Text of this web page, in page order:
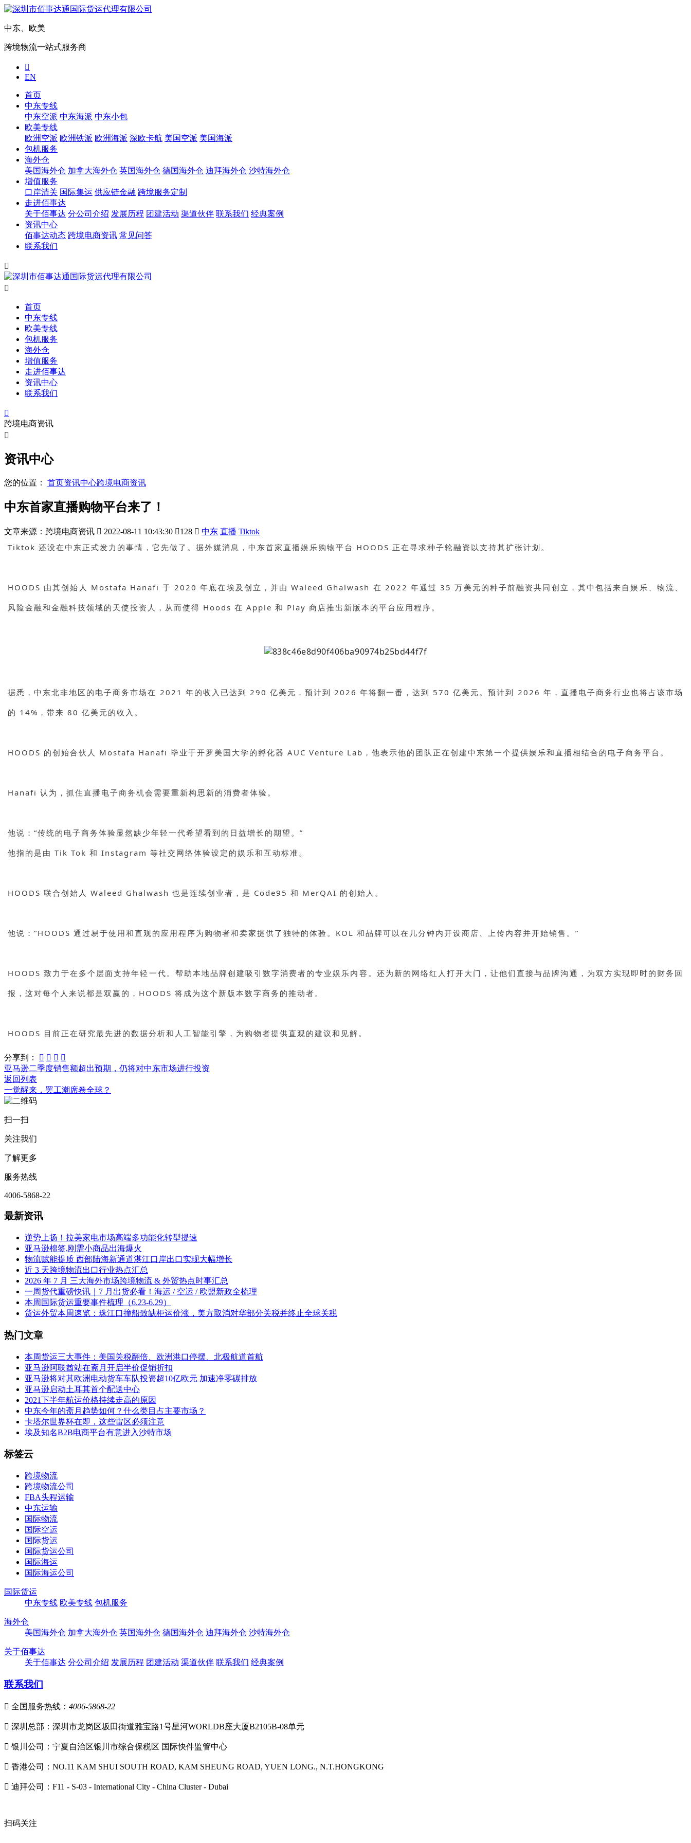
中东、欧美
跨境物流一站式服务商

EN
首页
中东专线
中东空派 中东海派 中东小包
欧美专线
欧洲空派 欧洲铁派 欧洲海派 深欧卡航 美国空派 美国海派
包机服务
海外仓
美国海外仓 加拿大海外仓 英国海外仓 德国海外仓 迪拜海外仓 沙特海外仓
增值服务
口岸清关 国际集运 供应链金融 跨境服务定制
走进佰事达
关于佰事达 分公司介绍 发展历程 团建活动 渠道伙伴 联系我们 经典案例
资讯中心
佰事达动态 跨境电商资讯 常见问答
联系我们


首页
中东专线
欧美专线
包机服务
海外仓
增值服务
走进佰事达
资讯中心
联系我们

跨境电商资讯

资讯中心
您的位置： 首页资讯中心跨境电商资讯
中东首家直播购物平台来了！
文章来源：跨境电商资讯  2022-08-11 10:43:30 128  中东 直播 Tiktok
Tiktok 还没在中东正式发力的事情，它先做了。据外媒消息，中东首家直播娱乐购物平台 HOODS 正在寻求种子轮融资以支持其扩张计划。
HOODS 由其创始人 Mostafa Hanafi 于 2020 年底在埃及创立，并由 Waleed Ghalwash 在 2022 年通过 35 万美元的种子前融资共同创立，其中包括来自娱乐、物流、
风险金融和金融科技领域的天使投资人，从而使得 Hoods 在 Apple 和 Play 商店推出新版本的平台应用程序。
据悉，中东北非地区的电子商务市场在 2021 年的收入已达到 290 亿美元，预计到 2026 年将翻一番，达到 570 亿美元。预计到 2026 年，直播电子商务行业也将占该市场
的 14%，带来 80 亿美元的收入。
HOODS 的创始合伙人 Mostafa Hanafi 毕业于开罗美国大学的孵化器 AUC Venture Lab，他表示他的团队正在创建中东第一个提供娱乐和直播相结合的电子商务平台。
Hanafi 认为，抓住直播电子商务机会需要重新构思新的消费者体验。
他说：“传统的电子商务体验显然缺少年轻一代希望看到的日益增长的期望。”
他指的是由 Tik Tok 和 Instagram 等社交网络体验设定的娱乐和互动标准。
HOODS 联合创始人 Waleed Ghalwash 也是连续创业者，是 Code95 和 MerQAI 的创始人。
他说：“HOODS 通过易于使用和直观的应用程序为购物者和卖家提供了独特的体验。KOL 和品牌可以在几分钟内开设商店、上传内容并开始销售。”
HOODS 致力于在多个层面支持年轻一代。帮助本地品牌创建吸引数字消费者的专业娱乐内容。还为新的网络红人打开大门，让他们直接与品牌沟通，为双方实现即时的财务回
报，这对每个人来说都是双赢的，HOODS 将成为这个新版本数字商务的推动者。
HOODS 目前正在研究最先进的数据分析和人工智能引擎，为购物者提供直观的建议和见解。
分享到：    
亚马逊二季度销售额超出预期，仍将对中东市场进行投资
返回列表
一觉醒来，罢工潮席卷全球？
扫一扫
关注我们
了解更多
服务热线
4006-5868-22
最新资讯
逆势上扬！拉美家电市场高端多功能化转型提速
亚马逊棉签,刚需小商品出海爆火
物流赋能提质 西部陆海新通道湛江口岸出口实现大幅增长
近 3 天跨境物流出口行业热点汇总
2026 年 7 月 三大海外市场跨境物流 & 外贸热点时事汇总
一周货代重磅快讯｜7 月出货必看！海运 / 空运 / 欧盟新政全梳理
本周国际货运重要事件梳理（6.23-6.29）
货运外贸本周速览：珠江口撞船致缺柜运价涨，美方取消对华部分关税并终止全球关税
热门文章
本周货运三大事件：美国关税翻倍、欧洲港口停摆、北极航道首航
亚马逊阿联酋站在斋月开启半价促销折扣
亚马逊将对其欧洲电动货车车队投资超10亿欧元 加速净零碳排放
亚马逊启动土耳其首个配送中心
2021下半年航运价格持续走高的原因
中东今年的斋月趋势如何？什么类目占主要市场？
卡塔尔世界杯在即，这些雷区必须注意
埃及知名B2B电商平台有意进入沙特市场
标签云
跨境物流
跨境物流公司
FBA头程运输
中东运输
国际物流
国际空运
国际货运
国际货运公司
国际海运
国际海运公司
国际货运
中东专线 欧美专线 包机服务
海外仓
美国海外仓 加拿大海外仓 英国海外仓 德国海外仓 迪拜海外仓 沙特海外仓
关于佰事达
关于佰事达 分公司介绍 发展历程 团建活动 渠道伙伴 联系我们 经典案例
联系我们
 全国服务热线： 4006-5868-22
 深圳总部：深圳市龙岗区坂田街道雅宝路1号星河WORLDB座大厦B2105B-08单元
 银川公司：宁夏自治区银川市综合保税区 国际快件监管中心
 香港公司：NO.11 KAM SHUI SOUTH ROAD, KAM SHEUNG ROAD, YUEN LONG., N.T.HONGKONG
 迪拜公司：F11 - S-03 - International City - China Cluster - Dubai
扫码关注